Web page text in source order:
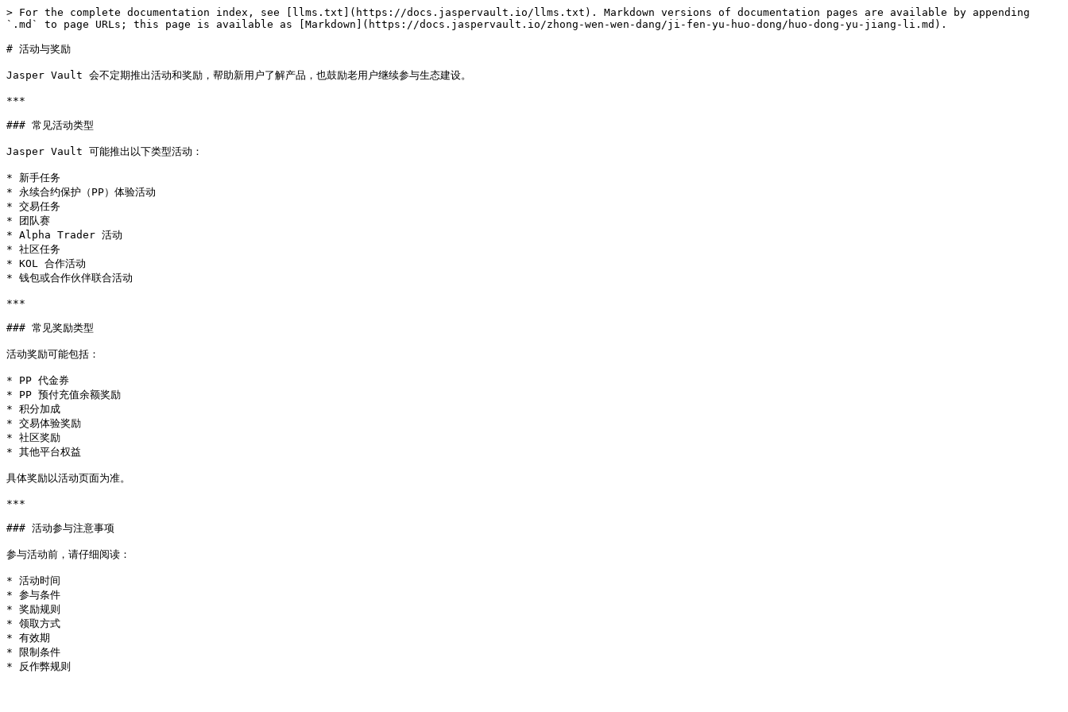
> For the complete documentation index, see [llms.txt](https://docs.jaspervault.io/llms.txt). Markdown versions of documentation pages are available by appending
`.md` to page URLs; this page is available as [Markdown](https://docs.jaspervault.io/zhong-wen-wen-dang/ji-fen-yu-huo-dong/huo-dong-yu-jiang-li.md).
# 活动与奖励
Jasper Vault 会不定期推出活动和奖励，帮助新用户了解产品，也鼓励老用户继续参与生态建设。
***
### 常见活动类型
Jasper Vault 可能推出以下类型活动：
* 新手任务
* 永续合约保护（PP）体验活动
* 交易任务
* 团队赛
* Alpha Trader 活动
* 社区任务
* KOL 合作活动
* 钱包或合作伙伴联合活动
***
### 常见奖励类型
活动奖励可能包括：
* PP 代金券
* PP 预付充值余额奖励
* 积分加成
* 交易体验奖励
* 社区奖励
* 其他平台权益
具体奖励以活动页面为准。
***
### 活动参与注意事项
参与活动前，请仔细阅读：
* 活动时间
* 参与条件
* 奖励规则
* 领取方式
* 有效期
* 限制条件